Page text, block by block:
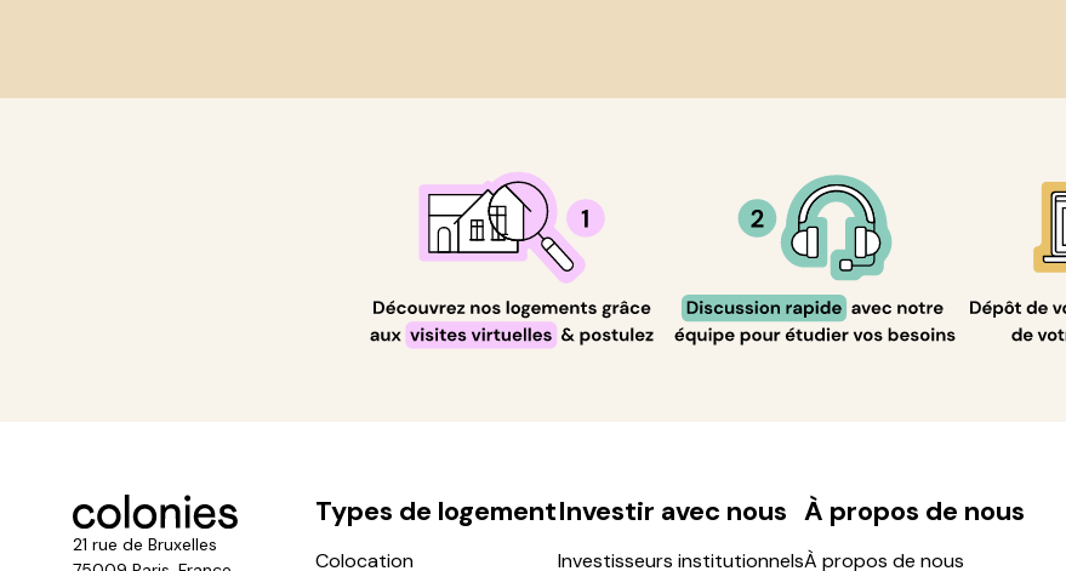
21 rue de Bruxelles
Types de logement
Colocation
Investir avec nous
Investisseurs institutionnels
À propos de nous
À propos de nous